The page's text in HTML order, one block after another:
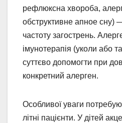
рефлюксна хвороба,
обструктивне апное сну)
частоту загострень.
імунотерапія (уколи або
суттєво допомогти при
конкретний алерген.
Особливої уваги
літні пацієнти. У дітей